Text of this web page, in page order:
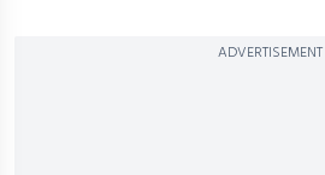
ADVERTISEMENT